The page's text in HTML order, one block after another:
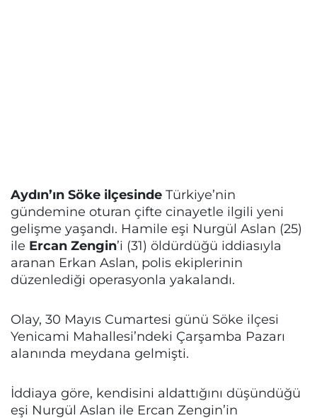
Aydın’ın Söke ilçesinde Türkiye’nin
gündemine oturan çifte cinayetle ilgili yeni
gelişme yaşandı. Hamile eşi Nurgül Aslan (25)
ile Ercan Zengin’i (31) öldürdüğü iddiasıyla
aranan Erkan Aslan, polis ekiplerinin
düzenlediği operasyonla yakalandı.
Olay, 30 Mayıs Cumartesi günü Söke ilçesi
Yenicami Mahallesi’ndeki Çarşamba Pazarı
alanında meydana gelmişti.
İddiaya göre, kendisini aldattığını düşündüğü
eşi Nurgül Aslan ile Ercan Zengin’in